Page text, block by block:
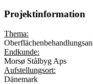
Projektinformation
Thema:
Endkunde:
Morsø Stålbyg Aps
Aufstellungsort:
Dänemark